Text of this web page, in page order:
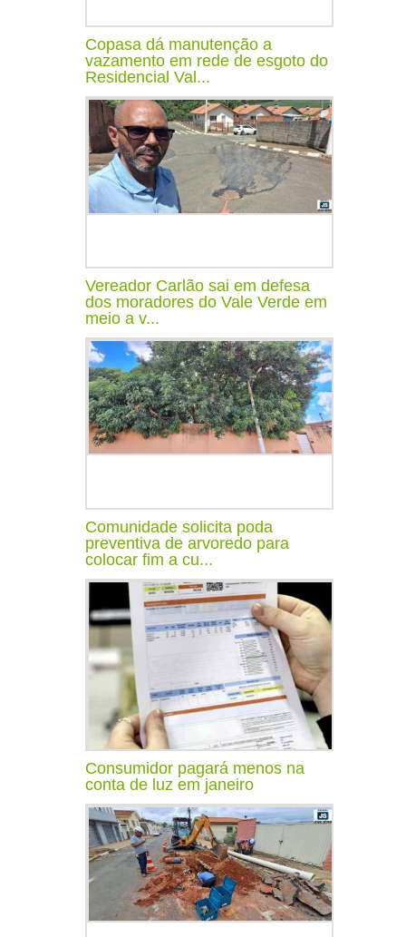
Copasa dá manutenção a
vazamento em rede de esgoto do
Residencial Val...
Vereador Carlão sai em defesa
dos moradores do Vale Verde em
meio a v...
Comunidade solicita poda
preventiva de arvoredo para
colocar fim a cu...
Consumidor pagará menos na
conta de luz em janeiro